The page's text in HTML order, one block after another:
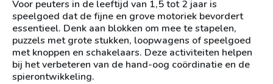
Voor peuters in de leeftijd van 1,5 tot 2 jaar is
speelgoed dat de fijne en grove motoriek bevordert
essentieel. Denk aan blokken om mee te stapelen,
puzzels met grote stukken, loopwagens of speelgoed
met knoppen en schakelaars. Deze activiteiten helpen
bij het verbeteren van de hand-oog coördinatie en de
spierontwikkeling.